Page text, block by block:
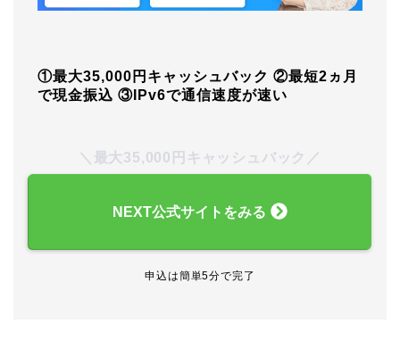
①最大35,000円キャッシュバック ②最短2ヵ月
で現金振込 ③IPv6で通信速度が速い
＼最大35,000円キャッシュバック／
NEXT公式サイトをみる
申込は簡単5分で完了